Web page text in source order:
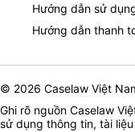
Hướng dẫn sử
Hướng dẫn thanh
© 2026 Caselaw Việt
Ghi rõ nguồn Caselaw
sử dụng thông tin, tài